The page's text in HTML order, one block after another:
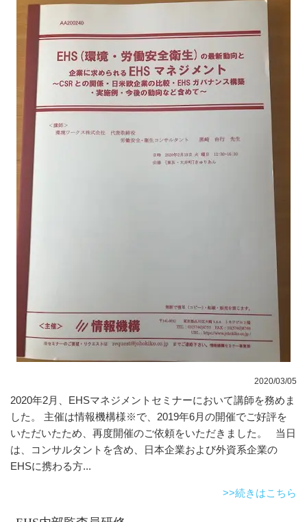
2020/03/05
2020年2月、EHSマネジメントセミナーにおいて講師を務めま
した。 主催は情報機構様※で、2019年6月の開催でご好評を
いただいたため、再度開催のご依頼をいただきました。 当日
は、コンサルタントを含め、日本企業および外資系企業の
EHSに携わる方...
>>続きはこちら